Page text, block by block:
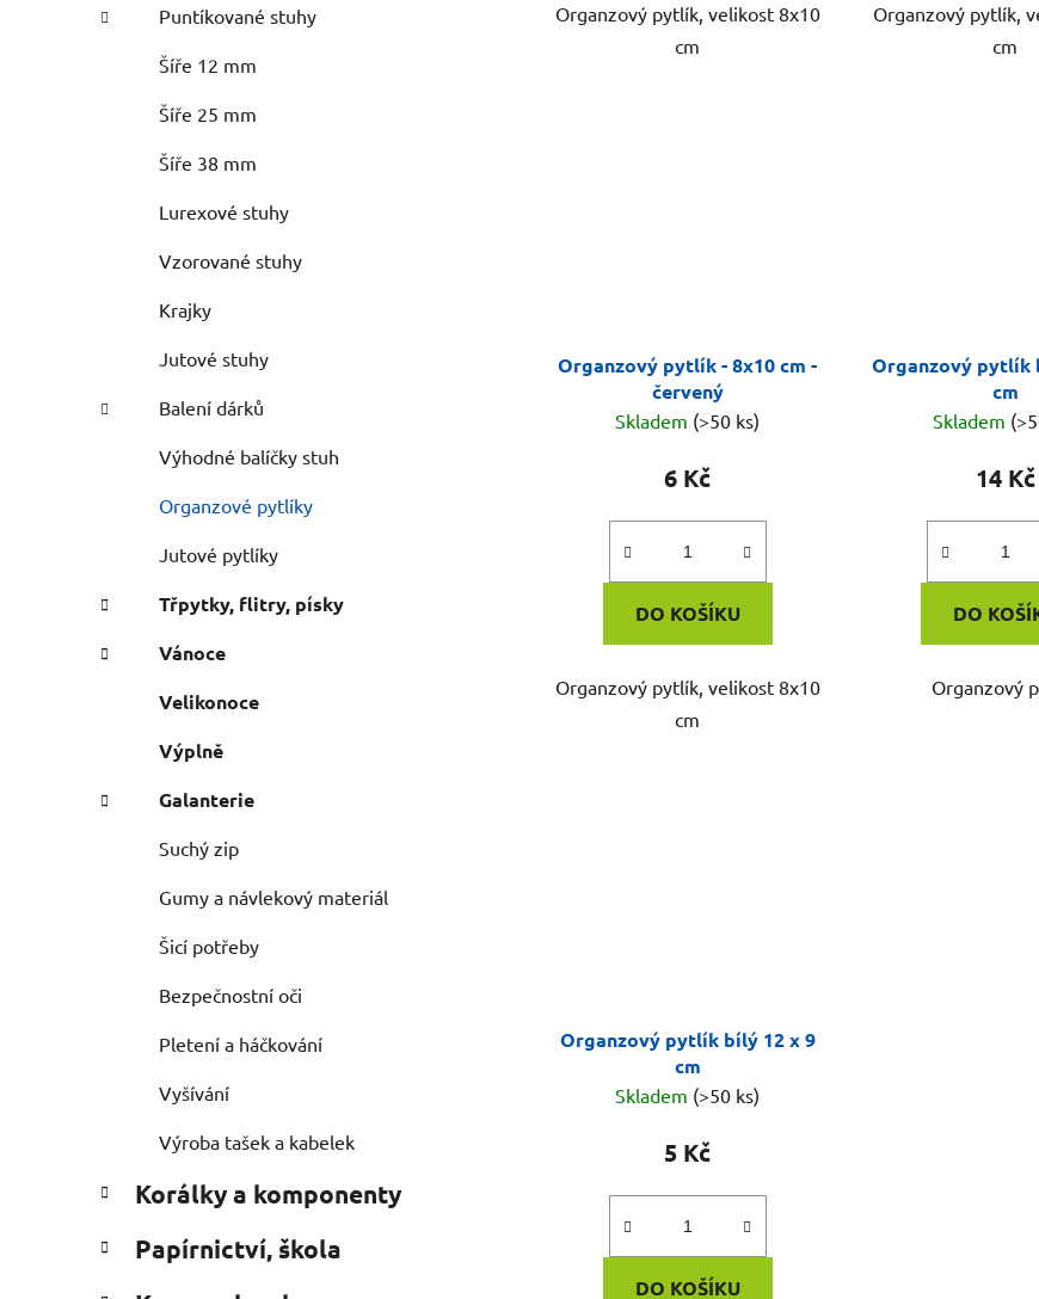
Puntíkované stuhy
Šíře 12 mm
Šíře 25 mm
Šíře 38 mm
Lurexové stuhy
Vzorované stuhy
Krajky
Jutové stuhy
Balení dárků
Výhodné balíčky stuh
Organzové pytlíky
Jutové pytlíky
Třpytky, flitry, písky
Vánoce
Velikonoce
Výplně
Galanterie
Suchý zip
Gumy a návlekový materiál
Šicí potřeby
Bezpečnostní oči
Pletení a háčkování
Vyšívání
Výroba tašek a kabelek
Korálky a komponenty
Papírnictví, škola
Organzový pytlík, velikost 8x10
cm
Organzový pytlík,
cm
Organzový pytlík - 8x10 cm -
červený
Skladem (>50 ks)
6 Kč
DO KOŠÍKU
Organzový pytlík, velikost 8x10
cm
Organzový pytlík
cm
Skladem
14 Kč
DO
Organzový
Organzový pytlík bílý 12 x 9
cm
Skladem (>50 ks)
5 Kč
DO KOŠÍKU